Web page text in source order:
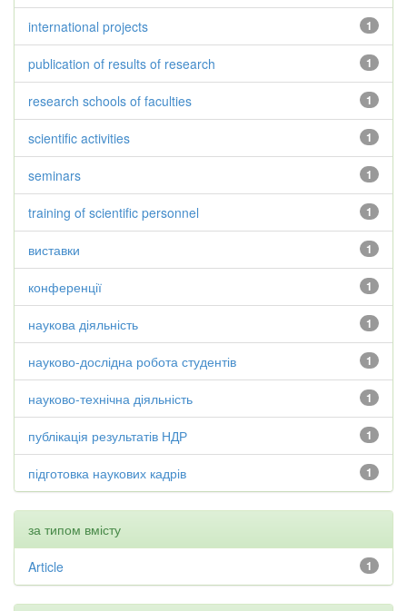
1
international projects
1
publication of results of research
1
research schools of faculties
1
scientific activities
1
seminars
1
training of scientific personnel
1
виставки
1
конференції
1
наукова діяльність
1
науково-дослідна робота студентів
1
науково-технічна діяльність
1
публікація результатів НДР
1
підготовка наукових кадрів
за типом вмісту
1
Article